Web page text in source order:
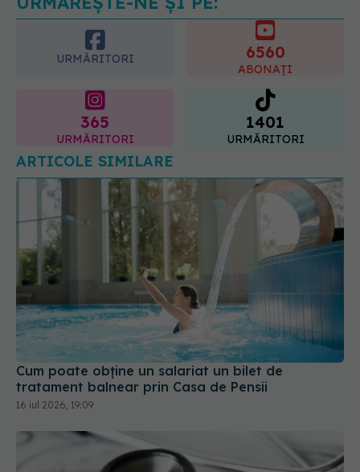
07.08.2026, 09:12
URMĂRITORI 6560
ABONAȚI
365
URMĂRITORI
1401
URMĂRITORI
ARTICOLE SIMILARE
Cum poate obține un salariat un bilet de
tratament balnear prin Casa de Pensii
16 iul 2026, 19:09